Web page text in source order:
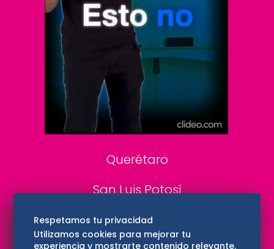
De 10 sports
DeDinero
Confabulario
Aviso Oportuno
Consultas
Querétaro
San Luis Potosí
Edomex
Respetamos tu privacidad
Utilizamos cookies para mejorar tu
experiencia y mostrarte contenido relevante.